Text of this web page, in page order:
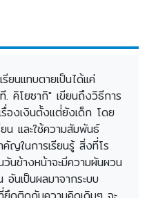
รียนแทบตายเป็นได้แค่
. คิโยซากิ" เขียนถึงวิธีการ
รื่องเงินตั้งแต่่ยังเด็ก โดย
น และใช้ความสัมพันธ์
ญในการเรียนรู้ สิ่งที่โร
นข้างหน้าจะมีความผันผวน
อันเป็นผลมาจากระบบ